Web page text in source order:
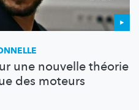
une nouvelle théorie
des moteurs